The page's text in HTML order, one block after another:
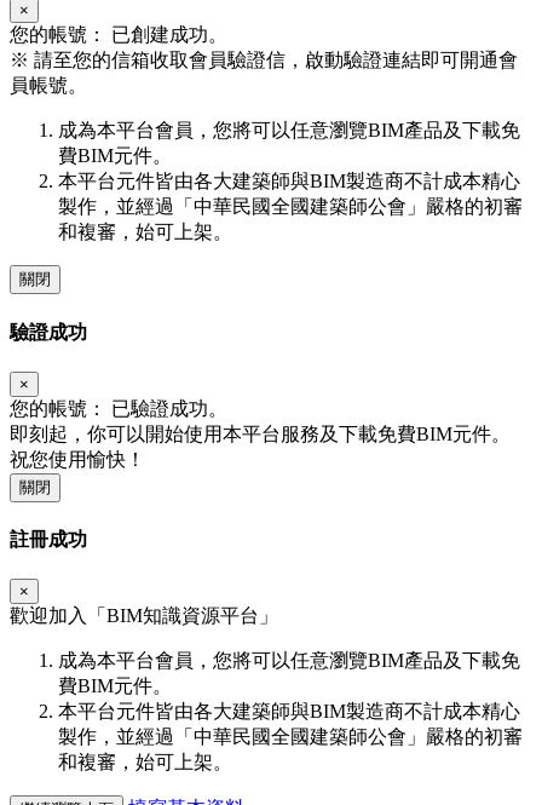
×
您的帳號：
已創建成功。
※ 請至您的信箱收取會員驗證信，啟動驗證連結即可開通會
員帳號。
成為本平台會員，您將可以任意瀏覽BIM產品及下載免
費BIM元件。
本平台元件皆由各大建築師與BIM製造商不計成本精心
製作，並經過「中華民國全國建築師公會」嚴格的初審
和複審，始可上架。
關閉
驗證成功
×
您的帳號：
已驗證成功。
即刻起，你可以開始使用本平台服務及下載免費BIM元件。
祝您使用愉快！
關閉
註冊成功
×
歡迎加入「 BIM知識資源平台」
成為本平台會員，您將可以任意瀏覽BIM產品及下載免
費BIM元件。
本平台元件皆由各大建築師與BIM製造商不計成本精心
製作，並經過「中華民國全國建築師公會」嚴格的初審
和複審，始可上架。